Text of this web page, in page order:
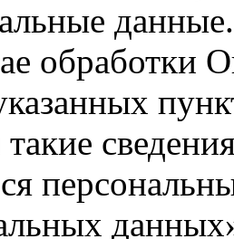
данные.
обработки